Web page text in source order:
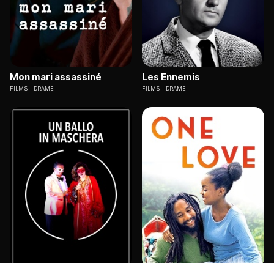
Mon mari assassiné
FILMS DRAME
Les Ennemis
FILMS DRAME